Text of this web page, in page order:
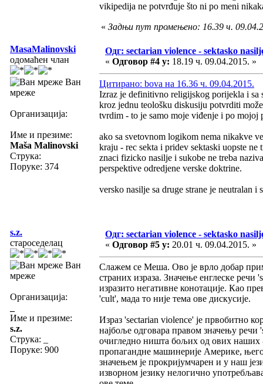
vikipedija ne potvrđuje što ni po meni
« Задњи пут промењено: 16.39 ч.
MasaMalinovski
одомаћен члан
Ван
мреже
Организација:
Име и презиме:
Maša Malinovski
Струка:
Поруке: 374
Одг: sectarian violence - sektasko
« Одговор #4 у: 18.19 ч. 09.04.2015. »
Цитирано: bova на 16.36 ч. 09.04.2015.
Izraz je definitivno religijskog porijekla i sa
kroz jednu teološku diskusiju potvrditi
tvrdim - to je samo moje viđenje i po
ako sa svetovnom logikom nema nikakve
kraju - rec sekta i pridev sektaski uopste
znaci fizicko nasilje i sukobe ne treba
perspektive odredjene verske doktrine.
versko nasilje sa druge strane je neutralan i
s.z.
староседелац
Ван
мреже
Организација:
Име и презиме:
s.z.
Струка:
Поруке: 900
Одг: sectarian violence - sektasko
« Одговор #5 у: 20.01 ч. 09.04.2015. »
Слажем се Меша. Ово је врло добар
страних израза. Значење енглеске речи
изразито негативне конотације. Као
'cult', мада то није тема ове дискусије.
Израз 'sectarian violence' је првобитно
најбоље одговара правом значењу речи
очигледно ништа бољих од ових наших -
пропагандне машинерије Америке,
значењем је прокријумчарен и у наш
изворном језику нелогично